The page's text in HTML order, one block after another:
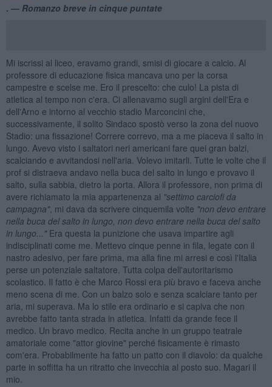
. — Romanzo breve in cinque puntate
Mi iscrissi al liceo, eravamo grandi, smisi di giocare a calcio. Al
professore di educazione fisica mancava uno per la corsa
campestre e scelse me. Ero il prescelto: che culo! La pista di
atletica al tempo non c'era. Ci allenavamo sugli argini dell'Era e
dell'Arno e intorno al vecchio stadio Marconcini che,
successivamente, il solito Sindaco spostò verso la zona del nuovo
Stadio: una fissazione! Correre correvo, ma a me piaceva il salto in
lungo. Avevo visto i saltatori neri americani fare quei gran balzi,
scalciando e avvitandosi nell'aria. Volevo imitarli. Tutte le volte che il
prof si distraeva andavo nella buca del salto in lungo e provavo il
salto, sulla sabbia, dietro la porta. Allora il professore, non prima di
avere richiamato la mia appartenenza al "settimo carciofi da
campagna", mi dava da scrivere cinquemila volte "non devo entrare
nella buca del salto in lungo, non devo entrare nella buca del salto
in lungo..."Era questa la punizione che usava impartire agli
indisciplinati come me. Mettevo cinque penne in fila, legate con il
nastro adesivo, per fare prima, ma alla fine mi arresi e così l'Italia
perse un potenziale saltatore. Tutta colpa dell'autoritarismo
scolastico. Il fatto è che Marco Rossi era più bravo e faceva anche
meno scena di me. Con un balzo solo e senza scalciare tanto per
aria, mi superava. Ma lo stile era ordinario e si capiva che non
avrebbe fatto tanta strada in atletica. Infatti da grande fece il
medico. Un bravo medico. Recita anche in un gruppo teatrale
amatoriale come "attor giovine" perché fisicamente è rimasto
com'era. Probabilmente ha fatto un patto con il diavolo: da qualche
parte in soffitta ha un ritratto che invecchia al posto suo. Magari il
mio.